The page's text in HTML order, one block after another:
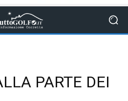
PARTE DEI